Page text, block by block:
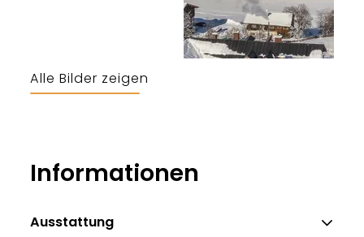
Alle Bilder zeigen
Informationen
Ausstattung